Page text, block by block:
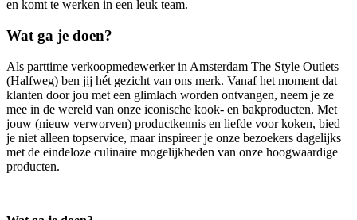
en komt te werken in een leuk team.
Wat ga je doen?
Als parttime verkoopmedewerker in Amsterdam The Style Outlets
(Halfweg) ben jij hét gezicht van ons merk. Vanaf het moment dat
klanten door jou met een glimlach worden ontvangen, neem je ze
mee in de wereld van onze iconische kook- en bakproducten. Met
jouw (nieuw verworven) productkennis en liefde voor koken, bied
je niet alleen topservice, maar inspireer je onze bezoekers dagelijks
met de eindeloze culinaire mogelijkheden van onze hoogwaardige
producten.